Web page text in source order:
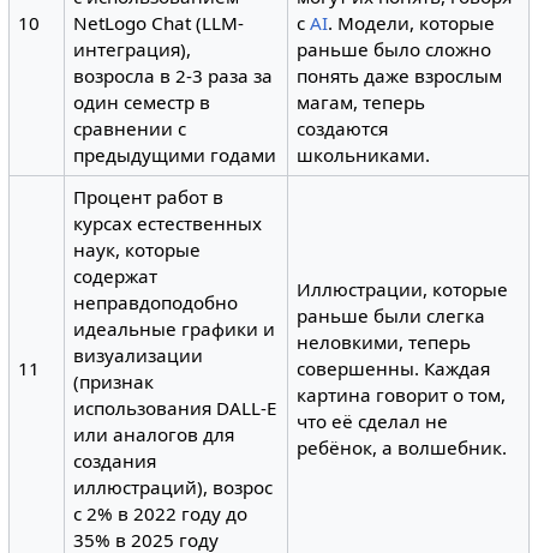
10
NetLogo Chat (LLM-
интеграция),
возросла в 2-3 раза за
один семестр в
сравнении с
предыдущими годами
сAI. Модели, которые
раньше было сложно
понять даже взрослым
магам, теперь
создаются
школьниками.
11
Процент работ в
курсах естественных
наук, которые
содержат
неправдоподобно
идеальные графики и
визуализации
(признак
использования DALL-E
или аналогов для
создания
иллюстраций), возрос
с 2% в 2022 году до
35% в 2025 году
Иллюстрации, которые
раньше были слегка
неловкими, теперь
совершенны. Каждая
картина говорит о том,
что её сделал не
ребёнок, а волшебник.